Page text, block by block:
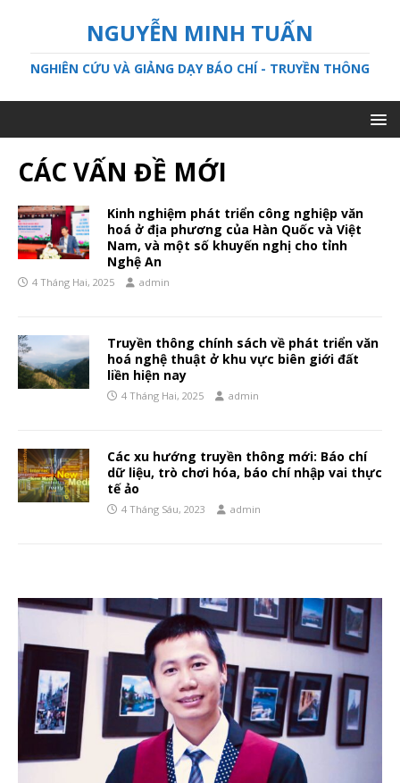
NGUYỄN MINH TUẤN
NGHIÊN CỨU VÀ GIẢNG DẠY BÁO CHÍ - TRUYỀN THÔNG
CÁC VẤN ĐỀ MỚI
Kinh nghiệm phát triển công nghiệp văn
hoá ở địa phương của Hàn Quốc và Việt
Nam, và một số khuyến nghị cho tỉnh
Nghệ An
4 Tháng Hai, 2025 admin
Truyền thông chính sách về phát triển văn
hoá nghệ thuật ở khu vực biên giới đất
liền hiện nay
4 Tháng Hai, 2025 admin
Các xu hướng truyền thông mới: Báo chí
dữ liệu, trò chơi hóa, báo chí nhập vai thực
tế ảo
4 Tháng Sáu, 2023 admin